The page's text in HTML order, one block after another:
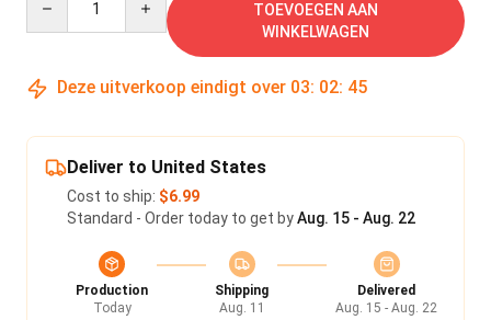
TOEVOEGEN AAN
WINKELWAGEN
Deze uitverkoop eindigt over 03: 02: 45
Deliver to United States
Cost to ship: $6.99
Standard - Order today to get byAug. 15 - Aug. 22
Production
Today
Shipping
Aug. 11
Delivered
Aug. 15 - Aug. 22